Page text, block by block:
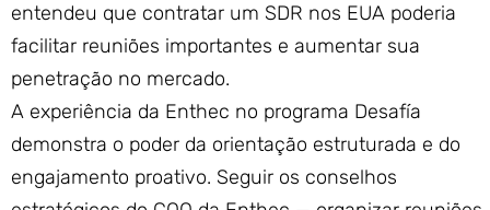
entendeu que contratar um SDR nos EUA poderia
facilitar reuniões importantes e aumentar sua
penetração no mercado.
A experiência da Enthec no programa Desafía
demonstra o poder da orientação estruturada e do
engajamento proativo. Seguir os conselhos